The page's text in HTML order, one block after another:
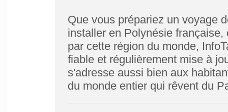
Que vous prépariez un voyage
installer en Polynésie
par cette région du monde,
fiable et régulièrement mise à
s'adresse aussi bien aux
du monde entier qui rêvent du